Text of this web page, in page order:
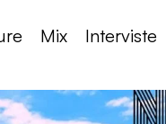
Mix Interviste